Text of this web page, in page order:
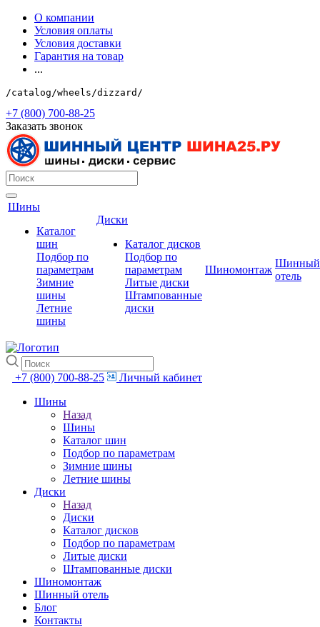
О компании
Условия оплаты
Условия доставки
Гарантия на товар
...
/catalog/wheels/dizzard/
+7 (800) 700-88-25
Заказать звонок
Шины
Каталог
шин
Подбор по
параметрам
Зимние
шины
Летние
шины
Диски
Каталог дисков
Подбор по
параметрам
Литые диски
Штампованные
диски
Шиномонтаж
Шинный
отель
+7 (800) 700-88-25
Личный кабинет
Шины
Назад
Шины
Каталог шин
Подбор по параметрам
Зимние шины
Летние шины
Диски
Назад
Диски
Каталог дисков
Подбор по параметрам
Литые диски
Штампованные диски
Шиномонтаж
Шинный отель
Блог
Контакты